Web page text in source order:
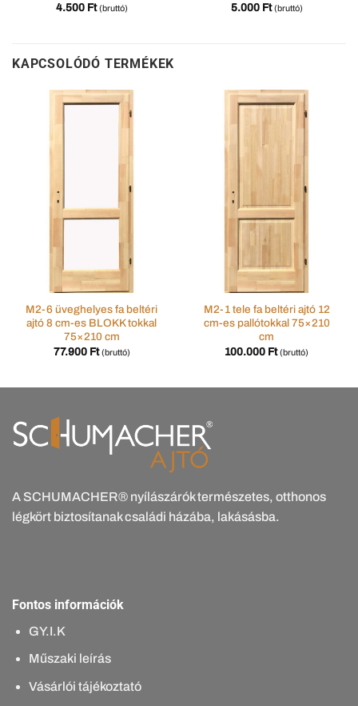
4.500 Ft (bruttó)
5.000 Ft (bruttó)
KAPCSOLÓDÓ TERMÉKEK
M2-6 üveghelyes fa beltéri
ajtó 8 cm-es BLOKK tokkal
75×210 cm
77.900 Ft (bruttó)
M2-1 tele fa beltéri ajtó 12
cm-es pallótokkal 75×210
cm
100.000 Ft (bruttó)
A SCHUMACHER® nyílászárók természetes, otthonos
légkört biztosítanak családi házába, lakásásba.
Fontos információk
GY.I.K
Műszaki leírás
Vásárlói tájékoztató